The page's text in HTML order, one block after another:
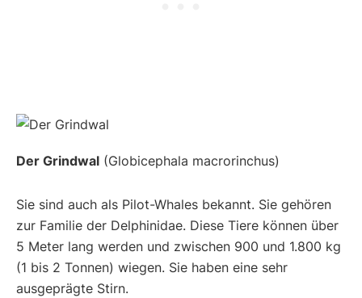
Der Grindwal (Globicephala macrorinchus)
Sie sind auch als Pilot-Whales bekannt. Sie gehören
zur Familie der Delphinidae. Diese Tiere können über
5 Meter lang werden und zwischen 900 und 1.800 kg
(1 bis 2 Tonnen) wiegen. Sie haben eine sehr
ausgeprägte Stirn.